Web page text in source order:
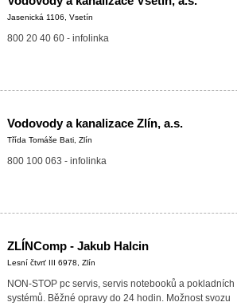
Jasenická 1106, Vsetín
800 20 40 60 - infolinka
Vodovody a kanalizace Zlín, a.s.
Třída Tomáše Bati, Zlín
800 100 063 - infolinka
ZLÍNComp - Jakub Halcin
Lesní čtvrť III 6978, Zlín
NON-STOP pc servis, servis notebooků a pokladních
systémů. Běžné opravy do 24 hodin. Možnost svozu